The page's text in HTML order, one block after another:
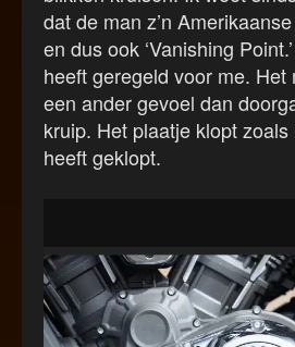
dat de man z’n
en dus ook ‘Vanishing
heeft geregeld voor me.
een ander gevoel dan
kruip. Het plaatje klopt
heeft geklopt.